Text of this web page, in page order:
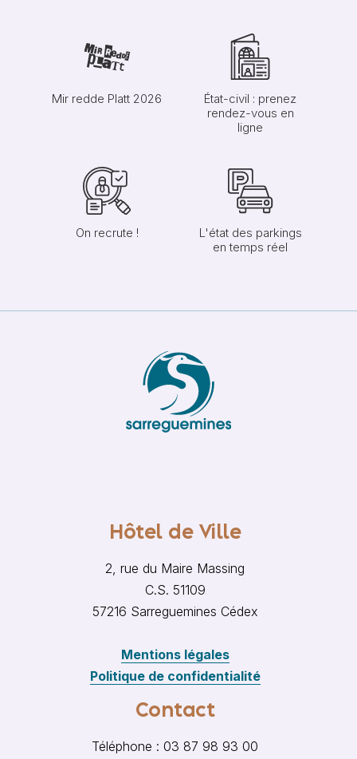
Mir redde Platt 2026
État-civil : prenez
rendez-vous en
ligne
On recrute !
L'état des parkings
en temps réel
Hôtel de Ville
2, rue du Maire Massing
C.S. 51109
57216 Sarreguemines Cédex
Mentions légales
Politique de confidentialité
Contact
Téléphone : 03 87 98 93 00